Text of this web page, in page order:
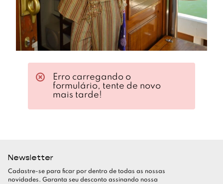
Newsletter
Cadastre-se para ficar por dentro de todas as nossas
novidades. Garanta seu desconto assinando nossa
Erro carregando o
formulário, tente de novo
mais tarde!